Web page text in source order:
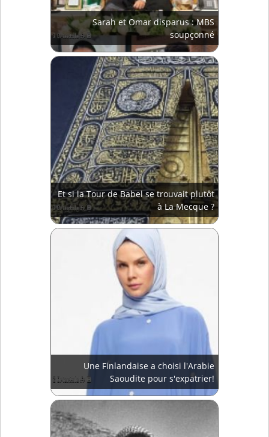
Sarah et Omar disparus : MBS
soupçonné
Et si la Tour de Babel se trouvait plutôt
à La Mecque ?
Une Finlandaise a choisi l'Arabie
Saoudite pour s'expatrier!